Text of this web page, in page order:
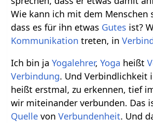
Wie kann ich mit dem Menschen
dass es für ihn etwas Gutes ist?
Kommunikation treten, in
Ich bin jaYogalehrer,Yoga heißt
Verbindung. Und Verbindlichkeit
heißt erstmal, zu erkennen, tief
wir miteinander verbunden. Das
Quelle vonVerbundenheit. Und